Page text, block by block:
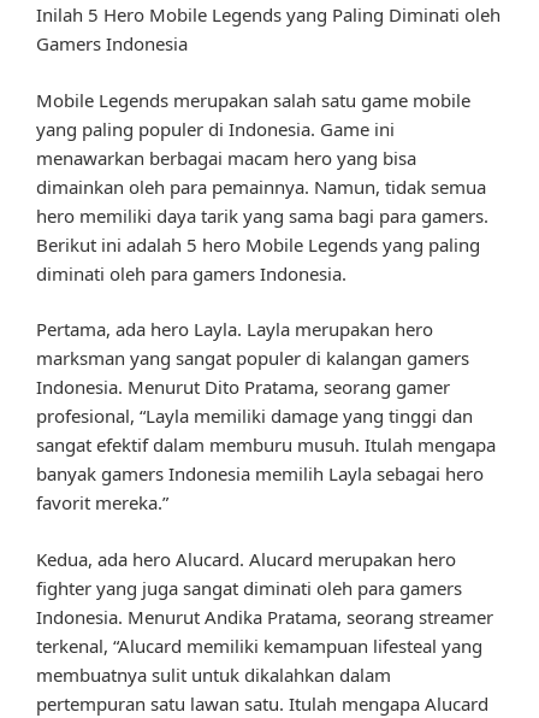
Inilah 5 Hero Mobile Legends yang Paling Diminati oleh
Gamers Indonesia
Mobile Legends merupakan salah satu game mobile
yang paling populer di Indonesia. Game ini
menawarkan berbagai macam hero yang bisa
dimainkan oleh para pemainnya. Namun, tidak semua
hero memiliki daya tarik yang sama bagi para gamers.
Berikut ini adalah 5 hero Mobile Legends yang paling
diminati oleh para gamers Indonesia.
Pertama, ada hero Layla. Layla merupakan hero
marksman yang sangat populer di kalangan gamers
Indonesia. Menurut Dito Pratama, seorang gamer
profesional, “Layla memiliki damage yang tinggi dan
sangat efektif dalam memburu musuh. Itulah mengapa
banyak gamers Indonesia memilih Layla sebagai hero
favorit mereka.”
Kedua, ada hero Alucard. Alucard merupakan hero
fighter yang juga sangat diminati oleh para gamers
Indonesia. Menurut Andika Pratama, seorang streamer
terkenal, “Alucard memiliki kemampuan lifesteal yang
membuatnya sulit untuk dikalahkan dalam
pertempuran satu lawan satu. Itulah mengapa Alucard